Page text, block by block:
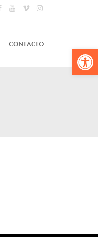
CONTACTO